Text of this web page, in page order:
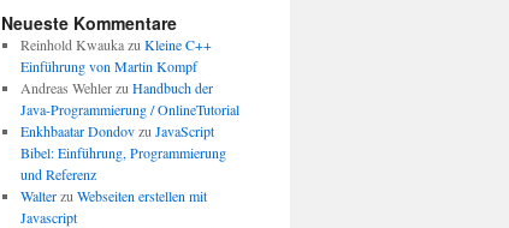
Neueste Kommentare
Reinhold Kwaukazu Kleine C++
Einführung von Martin Kompf
Andreas Wehlerzu Handbuch der
Java-Programmierung / OnlineTutorial
Enkhbaatar Dondovzu JavaScript
Bibel: Einführung, Programmierung
und Referenz
Walterzu Webseiten erstellen mit
Javascript